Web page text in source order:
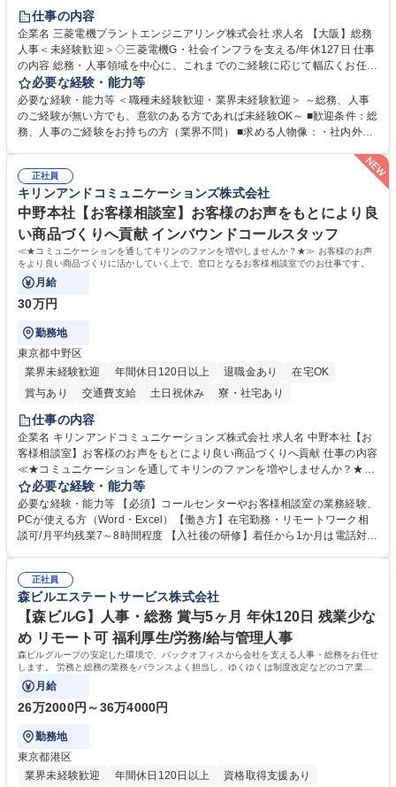
退職金あり
駅近5分以内
土日祝休み 服装自由 寮・社宅あり 食事補助あり
仕事の内容
企業名 三菱電機プラントエンジニアリング株式会社 求人名 【大阪】総務
人事＜未経験歓迎＞◇三菱電機G・社会インフラを支える/年休127日 仕事
の内容 総務・人事領域を中心に、これまでのご経験に応じて幅広くお任せ
します。 ＜具体的には＞ ・総務/人事労務（給与・社保・勤怠管理など）
・採用・教育研修 ・福利厚生運用 など ※基本的には事務所勤務ですが、
採用や教育等の業務内容により、関西圏以外への日帰り・宿泊を伴う国内
出張もございます。 ※担当業務を持ちつつ、お互いに助け合いながら、総
総務人事＜未経験歓迎＞◇三菱電機G・社会インフラを支える/年休127日
必要な経験・能力等
必要な経験・能力等 ＜職種未経験歓迎・業界未経験歓迎＞ ～総務、人事
のご経験が無い方でも、意欲のある方であれば未経験OK～ ■歓迎条件：総
務、人事のご経験をお持ちの方（業界不問） ■求める人物像：・社内外の
ミュニケーション能力を持っている方 ・人事総務領域に興味がありゼネラ
正社員
キリンアンドコミュニケーションズ株式会社
中野本社【お客様相談室】お客様のお声をもとにより良
い商品づくりへ貢献 インバウンドコールスタッフ
≪★コミュニケーションを通してキリンのファンを増やしませんか？★≫ お客様のお声
をより良い商品づくりに活かしていく上で、窓口となるお客様相談室でのお仕事です。
月給
30万円
勤務地
東京都中野区
業界未経験歓迎
年間休日120日以上 退職金あり
在宅OK
賞与あり
交通費支給 土日祝休み 寮・社宅あり
仕事の内容
企業名 キリンアンドコミュニケーションズ株式会社 求人名 中野本社【お
客様相談室】お客様のお声をもとにより良い商品づくりへ貢献 仕事の内容
≪★コミュニケーションを通してキリンのファンを増やしませんか？★≫
お客様のお声をより良い商品づくりに活かしていく上で、窓口となるお客
様相談室でのお仕事です。 日々お客様からいただくキリングループへのご
意見を、企業活動に活かしています。お客様からの声に迅速かつ誠意をも
って対応、情報提供するとともにグループ内活動に反映しています。 【具
平均100件前後■メール・手紙：同上40件前後 募集職種 中野本社【お客様
相談室】お客様のお声をもとにより良い商品づくりへ貢献
必要な経験・能力等
必要な経験・能力等 【必須】コールセンターやお客様相談室の業務経験、
PCが使える方（Word・Excel）【働き方】在宅勤務・リモートワーク相
談可/月平均残業7～8時間程度 【入社後の研修】着任から1か月は電話対応
すのでご安心ください。 【当社について】キリングループの広報機能を担
う会社として、お客様との出会いを大切にし、磨き上げたホスピタリティ
を込めてコミュニケーションをとりながら広報関連業務を行っておりま
す。 学歴・資格 学歴：大学院 大学 高専 短大 専修学校 高校 語学力： 資
格：
正社員
森ビルエステートサービス株式会社
【森ビルG】人事・総務 賞与5ヶ月 年休120日 残業少な
め リモート可 福利厚生/労務/給与管理人事
森ビルグループの安定した環境で、バックオフィスから会社を支える人事・総務をお任せ
します。 労務と総務の業務をバランスよく担当し、ゆくゆくは制度改定などのコア業務
にも挑戦できる、やりがいある環境です。
月給
26万2000円～36万4000円
勤務地
東京都港区
業界未経験歓迎
年間休日120日以上 資格取得支援あり